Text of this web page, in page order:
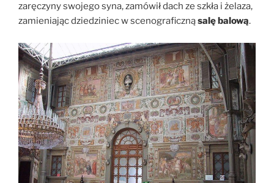
zaręczyny swojego syna, zamówił dach ze szkła i żelaza,
zamieniając dziedziniec w scenograficznąsalę balową.